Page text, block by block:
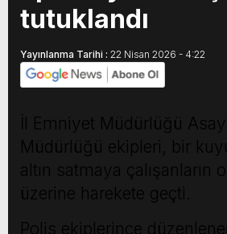
tutuklandı
Yayınlanma Tarihi : 22 Nisan 2026 - 4:22
İl Emniyet Müdürlüğü
Müdürlüğü ekipleri, bir
altın satmaya çalışanların
üzerine harekete geçti.
Polis ekiplerince